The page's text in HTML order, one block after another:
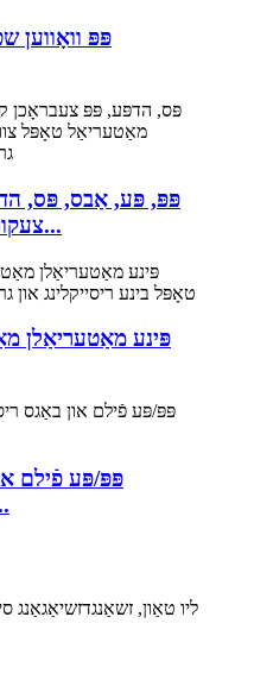
פּפּ וואָווען
פּפּ, פּע, אַבס, פּס,
צעקוועטשטע מאַטעריאַל...
פּפּ/פּע פֿילם
ליו טאַון, זשאַנגדזשיאַגאַנג